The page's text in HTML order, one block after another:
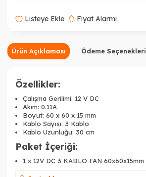
Listeye Ekle Fiyat Alarmı
Ürün Açıklaması Ödeme Seçenekleri
Özellikler:
Çalışma Gerilimi: 12 V DC
Akım: 0.11A
Boyut: 60 x 60 x 15 mm
Kablo Sayısı: 3 Kablo
Kablo Uzunluğu: 30 cm
Paket İçeriği:
1 x 12V DC 3 KABLO FAN 60x60x15mm